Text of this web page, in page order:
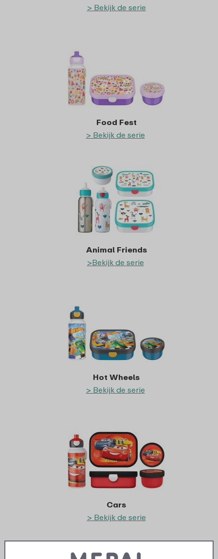
> Bekijk de serie
Food Fest
> Bekijk de serie
Animal Friends
>Bekijk de serie
Hot Wheels
> Bekijk de serie
Cars
> Bekijk de serie